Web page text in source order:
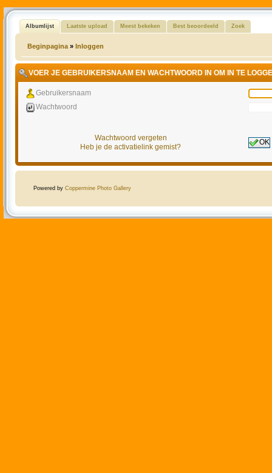
Albumlijst Laatste upload Meest bekeken Best beoordeeld Zoek
Beginpagina » Inloggen
VOER JE GEBRUIKERSNAAM EN WACHTWOORD IN OM IN TE
Gebruikersnaam
Wachtwoord
Wachtwoord vergeten
Heb je de activatielink gemist?
OK
Powered by Coppermine Photo Gallery